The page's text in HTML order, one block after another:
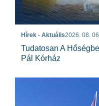
Hírek - Aktuális2026. 08. 06.
Tudatosan A
Pál Kórház